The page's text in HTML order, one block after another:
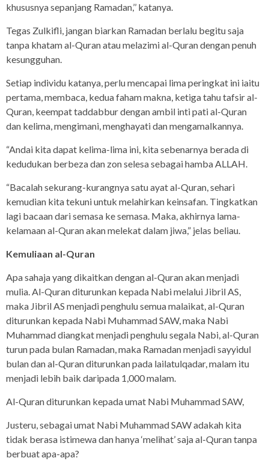
khususnya sepanjang Ramadan,’’ katanya.
Tegas Zulkifli, jangan biarkan Ramadan berlalu begitu saja
tanpa khatam al-Quran atau melazimi al-Quran dengan penuh
kesungguhan.
Setiap individu katanya, perlu mencapai lima peringkat ini iaitu
pertama, membaca, kedua faham makna, ketiga tahu tafsir al-
Quran, keempat taddabbur dengan ambil inti pati al-Quran
dan kelima, mengimani, menghayati dan mengamalkannya.
“Andai kita dapat kelima-lima ini, kita sebenarnya berada di
kedudukan berbeza dan zon selesa sebagai hamba ALLAH.
“Bacalah sekurang-kurangnya satu ayat al-Quran, sehari
kemudian kita tekuni untuk melahirkan keinsafan. Tingkatkan
lagi bacaan dari semasa ke semasa. Maka, akhirnya lama-
kelamaan al-Quran akan melekat dalam jiwa,” jelas beliau.
Kemuliaan al-Quran
Apa sahaja yang dikaitkan dengan al-Quran akan menjadi
mulia. Al-Quran diturunkan kepada Nabi melalui Jibril AS,
maka Jibril AS menjadi penghulu semua malaikat, al-Quran
diturunkan kepada Nabi Muhammad SAW, maka Nabi
Muhammad diangkat menjadi penghulu segala Nabi, al-Quran
turun pada bulan Ramadan, maka Ramadan menjadi sayyidul
bulan dan al-Quran diturunkan pada lailatulqadar, malam itu
menjadi lebih baik daripada 1,000 malam.
Al-Quran diturunkan kepada umat Nabi Muhammad SAW,
Justeru, sebagai umat Nabi Muhammad SAW adakah kita
tidak berasa istimewa dan hanya ‘melihat’ saja al-Quran tanpa
berbuat apa-apa?